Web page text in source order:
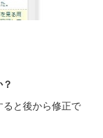
ると後から修正で